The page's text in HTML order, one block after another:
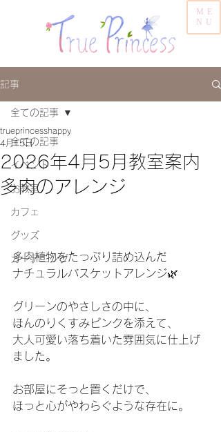
ME
NU
記事
全ての記事
イベント
お教室
カフェ
グッズ
ガーデニング
全ての記事
2026年4月5月教室案内
多肉のアレンジ
trueprincesshappy
4月15日
多肉植物をたっぷり詰め込んだ
ナチュラルバスケットアレンジ🌿
グリーンのやさしさの中に、
ほんのりくすみピンクを添えて、
大人可愛い落ち着いた雰囲気に仕上げ
ました。
お部屋にそっと置くだけで、
ほっと心がやわらぐような存在に。